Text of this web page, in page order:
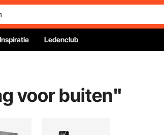
Inspiratie Ledenclub
voor buiten"